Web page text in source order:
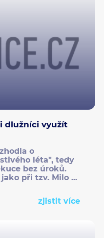
dlužníci využít
o
léta", tedy
bez úroků.
při tzv. Milo ...
zjistit více